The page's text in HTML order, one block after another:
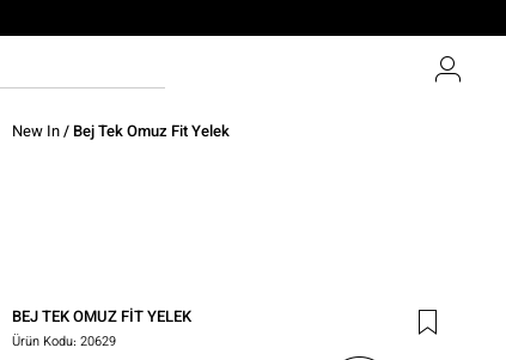
New In/ Bej Tek Omuz Fit Yelek
BEJ TEK OMUZ FIT YELEK
Ürün Kodu: 20629